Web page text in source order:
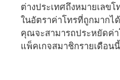
ต่างประเทศถึงหมายเลข
ในอัตราค่าโทรที่ถูกมากไ
คุณจะสามารถประหยัดค่
แพ็คเกจสมาชิกรายเดือนนี้